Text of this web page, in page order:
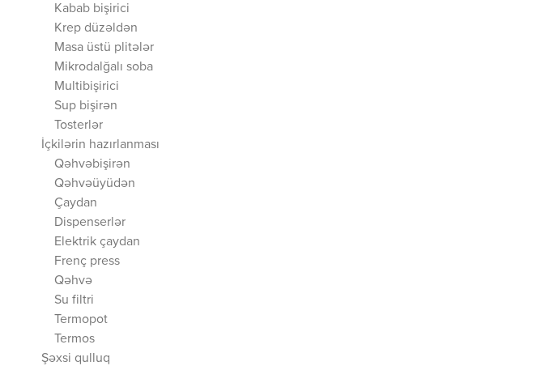
Kabab bişirici
Krep düzəldən
Masa üstü plitələr
Mikrodalğalı soba
Multibişirici
Sup bişirən
Tosterlər
İçkilərin hazırlanması
Qəhvəbişirən
Qəhvəüyüdən
Çaydan
Dispenserlər
Elektrik çaydan
Frenç press
Qəhvə
Su filtri
Termopot
Termos
Şəxsi qulluq